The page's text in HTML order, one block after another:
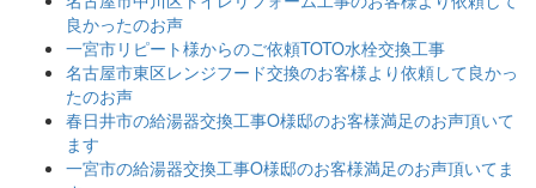
良かったのお声
一宮市リピート様からのご依頼TOTO水栓交換工事
名古屋市東区レンジフード交換のお客様より依頼して良かっ
たのお声
春日井市の給湯器交換工事O様邸のお客様満足のお声頂いて
ます
一宮市の給湯器交換工事O様邸のお客様満足のお声頂いてま